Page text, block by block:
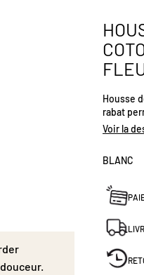
Housse
rabat
fils/cm²,
Voir la
BLANC